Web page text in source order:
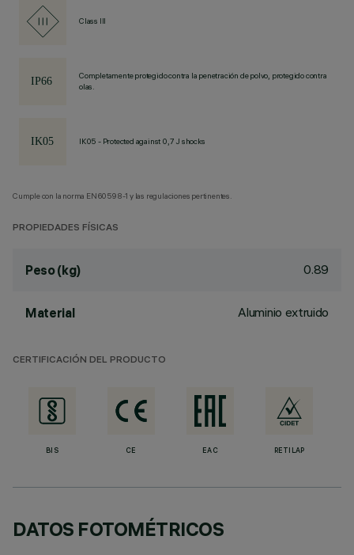
Class III
Completamente protegido contra la penetración de polvo, protegido contra
olas.
IK05 - Protected against 0,7 J shocks
Cumple con la norma EN60598-1 y las regulaciones pertinentes.
PROPIEDADES FÍSICAS
Peso (kg) 0.89
Material Aluminio extruido
CERTIFICACIÓN DEL PRODUCTO
BIS CE EAC RETILAP
DATOS FOTOMÉTRICOS